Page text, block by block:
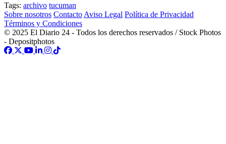
Tags: archivo tucuman
Sobre nosotros Contacto Aviso Legal Política de Privacidad
Términos y Condiciones
© 2025 El Diario 24 - Todos los derechos reservados / Stock Photos
- Depositphotos